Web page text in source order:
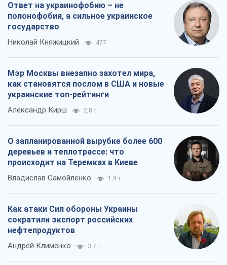
Ответ на украинофобию – не
полонофобия, а сильное украинское
государство
Николай Княжицкий 477
Мэр Москвы внезапно захотел мира,
как становятся послом в США и новые
украинские топ-рейтинги
Александр Кирш 2,8 т.
О запланированной вырубке более 600
деревьев и теплотрассе: что
происходит на Теремках в Киеве
Владислав Самойленко 1,9 т.
Как атаки Сил обороны Украины
сократили экспорт российских
нефтепродуктов
Андрей Клименко 3,7 т.